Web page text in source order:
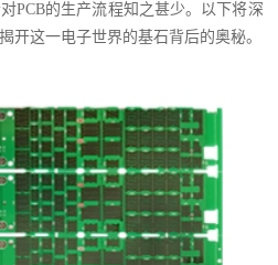
PCB的生产流程知之甚少。以下将深
开这一电子世界的基石背后的奥秘。